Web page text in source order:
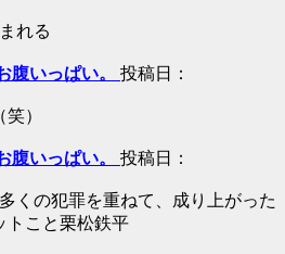
れる
腹いっぱい。 投稿日：
）
腹いっぱい。 投稿日：
くの犯罪を重ねて、成り上がった
トこと栗松鉄平